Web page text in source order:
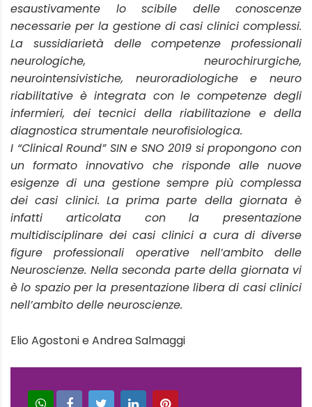
esaustivamente lo scibile delle conoscenze
necessarie per la gestione di casi clinici complessi.
La sussidiarietà delle competenze professionali
neurologiche, neurochirurgiche,
neurointensivistiche, neuroradiologiche e neuro
riabilitative è integrata con le competenze degli
infermieri, dei tecnici della riabilitazione e della
diagnostica strumentale neurofisiologica.
I “Clinical Round” SIN e SNO 2019 si propongono con
un formato innovativo che risponde alle nuove
esigenze di una gestione sempre più complessa
deicasi clinici. La prima parte della giornata è
infatti articolata con la presentazione
multidisciplinare dei casi clinici a cura di diverse
figure professionali operative nell’ambito delle
Neuroscienze. Nella seconda parte della giornata vi
è lo spazio per la presentazione libera di casi clinici
nell’ambito delle neuroscienze.
Elio Agostoni e Andrea Salmaggi